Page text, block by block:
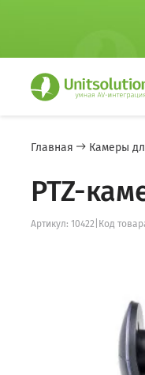
Главная Камеры
PTZ-
Артикул: 10422 Код